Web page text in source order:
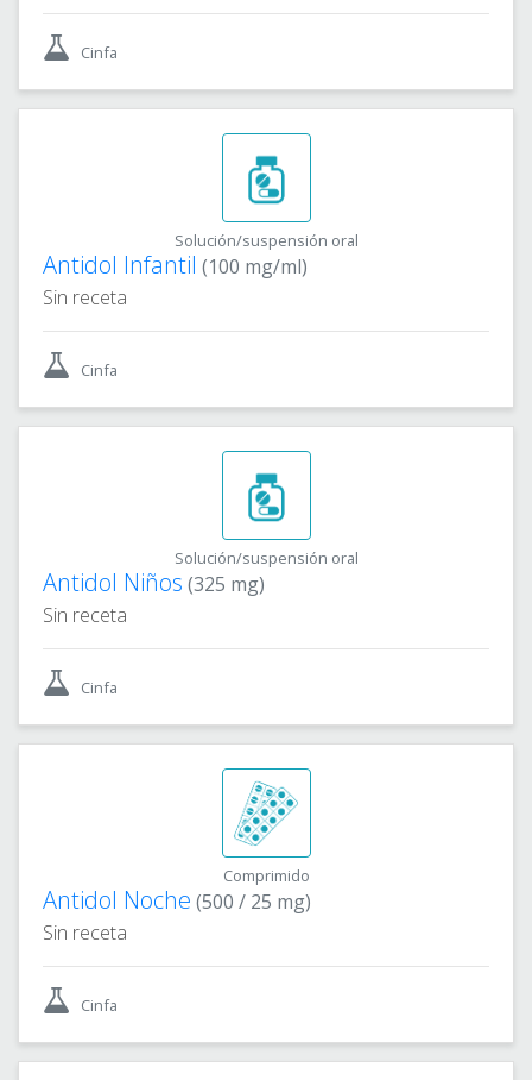
Cinfa
Solución/suspensión oral
Antidol Infantil (100 mg/ml)
Sin receta
Cinfa
Solución/suspensión oral
Antidol Niños (325 mg)
Sin receta
Cinfa
Comprimido
Antidol Noche (500 / 25 mg)
Sin receta
Cinfa